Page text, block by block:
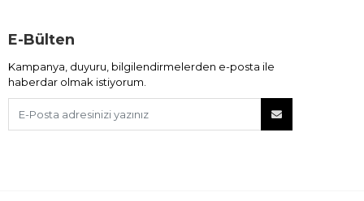
E-Bülten
Kampanya, duyuru, bilgilendirmelerden e-posta ile
haberdar olmak istiyorum.